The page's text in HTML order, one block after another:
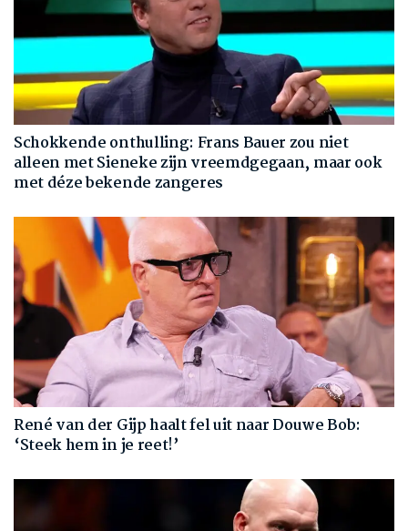
Schokkende onthulling: Frans Bauer zou niet
alleen met Sieneke zijn vreemdgegaan, maar ook
met déze bekende zangeres
René van der Gijp haalt fel uit naar Douwe Bob:
‘Steek hem in je reet!’